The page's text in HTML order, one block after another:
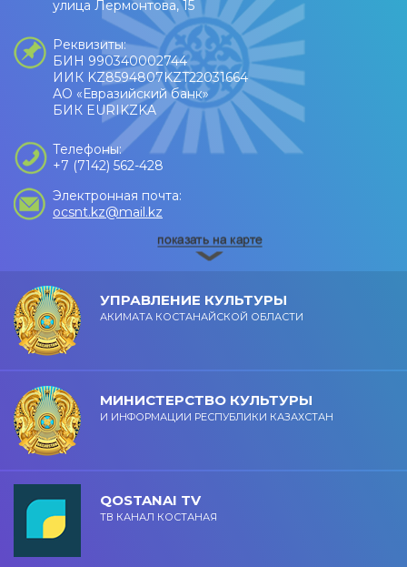
улица Лермонтова, 15
Реквизиты:
БИН 990340002744
ИИК KZ8594807KZT22031664
АО «Евразийский банк»
БИК EURIKZKA
Телефоны:
+7 (7142) 562-428
Электронная почта:
ocsnt.kz@mail.kz
УПРАВЛЕНИЕ КУЛЬТУРЫ
АКИМАТА КОСТАНАЙСКОЙ ОБЛАСТИ
МИНИСТЕРСТВО КУЛЬТУРЫ
И ИНФОРМАЦИИ РЕСПУБЛИКИ КАЗАХСТАН
QOSTANAI TV
ТВ КАНАЛ КОСТАНАЯ